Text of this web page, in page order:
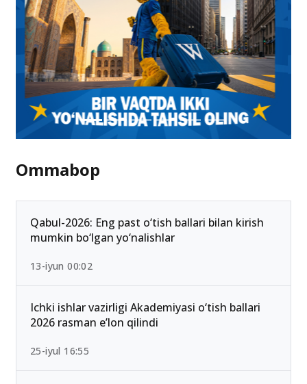
Ommabop
Qabul-2026: Eng past o‘tish ballari bilan kirish
mumkin bo‘lgan yo‘nalishlar
13-iyun 00:02
Ichki ishlar vazirligi Akademiyasi o‘tish ballari
2026 rasman e’lon qilindi
25-iyul 16:55